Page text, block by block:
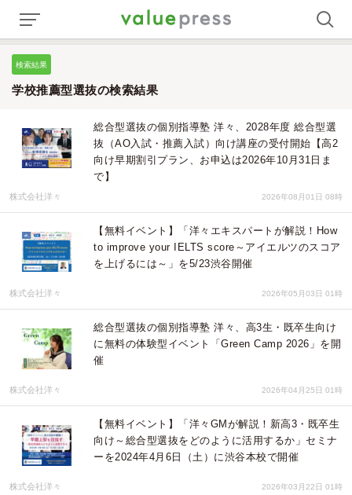
検索結果
学校推薦型選抜の検索結果
総合型選抜の個別指導塾 洋々、2028年度 総合型選
抜（AO入試・推薦入試）向け講座の受付開始【高2
向け早期割引プラン、お申込は2026年10月31日ま
で】
株式会社洋々 2026年08月01日 08時
【無料イベント】「洋々エキスパートが解説！How
to improve your IELTS score～アイエルツのスコア
を上げるには～」を5/23渋谷開催
株式会社洋々 2026年05月03日 01時
総合型選抜の個別指導塾 洋々、高3生・既卒生向け
に無料の体験型イベント「Green Camp 2026」を開
催
株式会社洋々 2026年04月25日 01時
【無料イベント】「洋々GMが解説！新高3・既卒生
向け～総合型選抜をどのように活用するか」セミナ
ーを2024年4月6日（土）に渋谷本校で開催
株式会社洋々 2026年03月22日 01時